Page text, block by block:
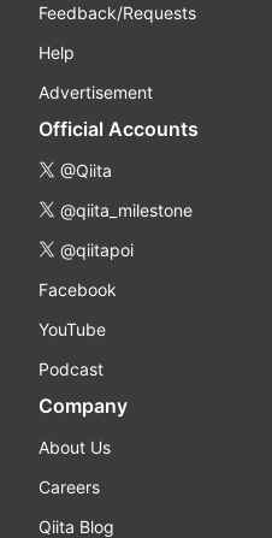
Feedback/Requests
Help
Advertisement
Official Accounts
@Qiita
@qiita_milestone
@qiitapoi
Facebook
YouTube
Podcast
Company
About Us
Careers
Qiita Blog